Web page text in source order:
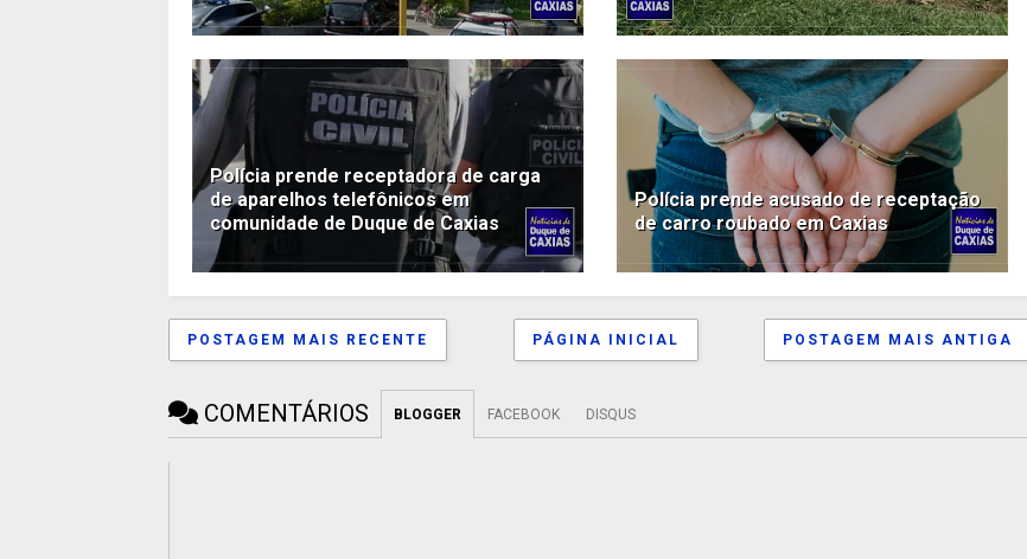
Polícia prende receptadora de carga
de aparelhos telefônicos em
comunidade de Duque de Caxias
Polícia prende acusado de receptação
de carro roubado em Caxias
POSTAGEM MAIS RECENTE POSTAGEM MAIS ANTIGA
PÁGINA INICIAL
COMENTÁRIOS BLOGGER FACEBOOK DISQUS